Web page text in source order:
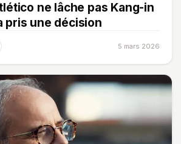
ne lâche pas Kang-in
pris une décision
5 mars 2026